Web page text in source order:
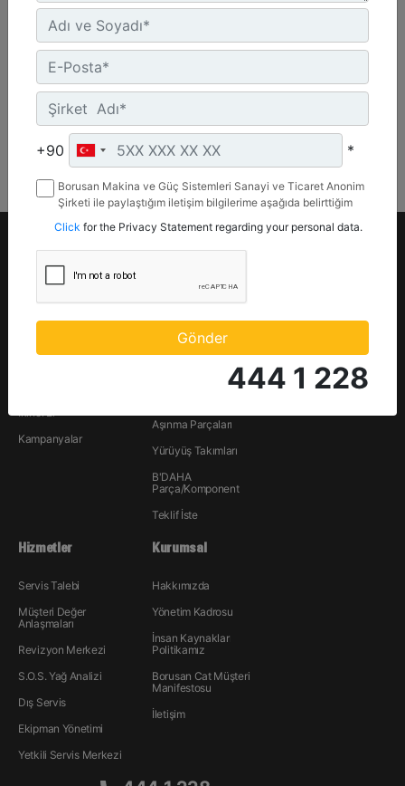
Detay
+90 *
Borusan Makina ve Güç Sistemleri Sanayi ve Ticaret Anonim
Şirketi ile paylaştığım iletişim bilgilerime aşağıda belirttiğim
mesaj gönderilmesine izin veriyorum.
Click for the Privacy Statement regarding your personal data.
Gönder
444 1 228
Ürünler
İş Makinaları
İkinci El
Kampanyalar
Parça Mağazası (
Parts.Cat.Com)
Motor Yedek Parça
Aşınma Parçaları
Yürüyüş Takımları
B'DAHA
Parça/Komponent
Teklif İste
Hizmetler
Servis Talebi
Müşteri Değer
Anlaşmaları
Revizyon Merkezi
S.O.S. Yağ Analizi
Dış Servis
Ekipman Yönetimi
Yetkili Servis Merkezi
Kurumsal
Hakkımızda
Yönetim Kadrosu
İnsan Kaynakları
Politikamız
Borusan Cat Müşteri
Manifestosu
İletişim